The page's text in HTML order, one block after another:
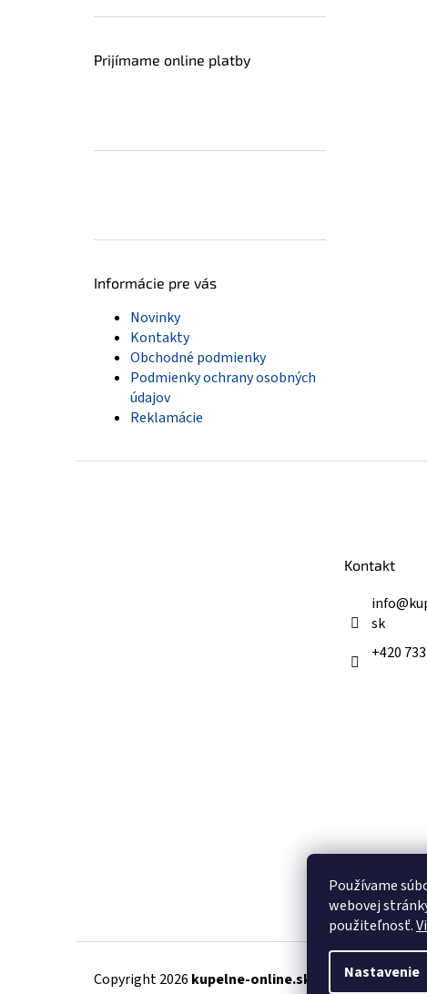
Používame
webovej
použiteľnosť.
Nastavenie
Prijímame online platby
Informácie pre vás
Novinky
Kontakty
Obchodné podmienky
Podmienky ochrany osobných
údajov
Reklamácie
Kontakt
info@
sk
+420
Copyright 2026 kupelne-online.sk . Všetky práva